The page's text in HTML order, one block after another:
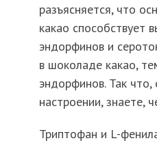
разъясняется, что
какао способствует
эндорфинов и
в шоколаде какао,
эндорфинов. Так
настроении, знаете,
Триптофан и L-